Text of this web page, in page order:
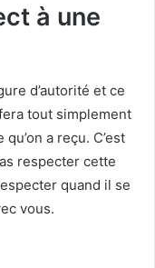
à une
d’autorité et ce
tout simplement
a reçu. C’est
respecter cette
quand il se
vous.